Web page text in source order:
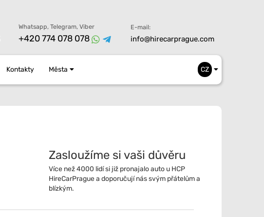
Whatsapp, Telegram, Viber
+420 774 078 078
E-mail:
info@hirecarprague.com
Kontakty Města CZ
Zasloužíme si vaši důvěru
Více než 4000 lidí si již pronajalo auto u HCP
HireCarPrague a doporučují nás svým přátelům a
blízkým.